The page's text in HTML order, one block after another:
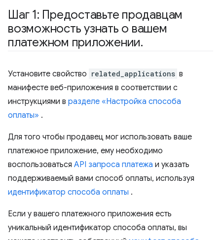
Шаг 1: Предоставьте продавцам
возможность узнать о вашем
платежном приложении.
Установите свойство related_applications в
манифесте веб-приложения в соответствии с
инструкциями в разделе «Настройка способа
оплаты» .
Для того чтобы продавец мог использовать ваше
платежное приложение, ему необходимо
воспользоваться API запроса платежа и указать
поддерживаемый вами способ оплаты, используя
идентификатор способа оплаты .
Если у вашего платежного приложения есть
уникальный идентификатор способа оплаты, вы